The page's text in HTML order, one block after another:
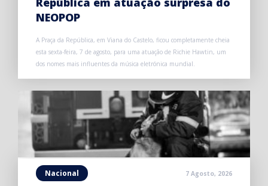
NEOPOP
A Praça da República, em Viana do Castelo, ficou completamente cheia
esta sexta-feira, 7 de agosto, para uma atuação de Richie Hawtin, um
dos nomes mais influentes da música eletrónica mundial.
Nacional 7 Agosto, 2026